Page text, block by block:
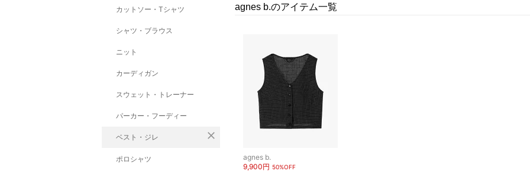
カットソー・Tシャツ
シャツ・ブラウス
ニット
カーディガン
スウェット・トレーナー
パーカー・フーディー
ベスト・ジレ close
ポロシャツ
agnes b.のアイテム一覧
agnes b.
9,900円 50%OFF